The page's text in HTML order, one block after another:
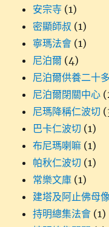
安宗寺 (1)
密顯師叔 (1)
寧瑪法會 (1)
尼泊爾 (4)
尼泊爾供養二十
尼泊爾閉關中心
尼瑪降稱仁波切
巴卡仁波切 (1)
布尼瑪喇嘛 (1)
帕秋仁波切 (1)
常樂文庫 (1)
建塔及阿止佛母
持明總集法會 (1)